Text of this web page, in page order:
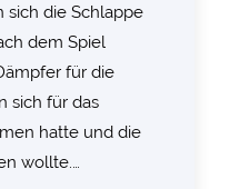
sich die Schlappe
dem Spiel
für die
sich für das
hatte und die
wollte.…